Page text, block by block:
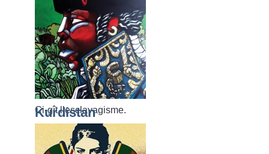
Ci-gît l’esclavagisme.
Kurdistan